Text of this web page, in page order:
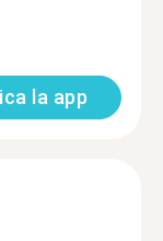
la app